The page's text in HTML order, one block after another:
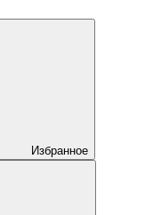
Избранное